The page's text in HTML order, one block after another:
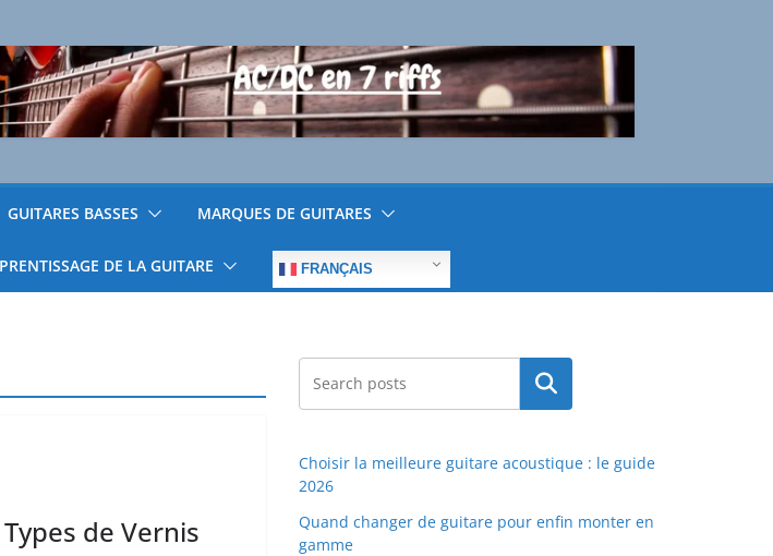
GUITARES BASSES MARQUES DE GUITARES
DE LA GUITARE FRANÇAIS
de Vernis
Rechercher
Choisir la meilleure guitare acoustique : le guide
2026
Quand changer de guitare pour enfin monter en
gamme